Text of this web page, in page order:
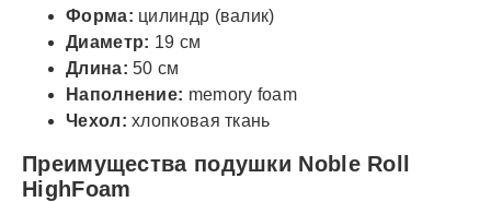
Форма: цилиндр (валик)
Диаметр: 19 см
Длина: 50 см
Наполнение: memory foam
Чехол: хлопковая ткань
Преимущества подушки Noble Roll
HighFoam